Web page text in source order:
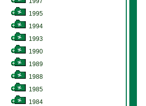
1995
1994
1993
1990
1989
1988
1985
1984